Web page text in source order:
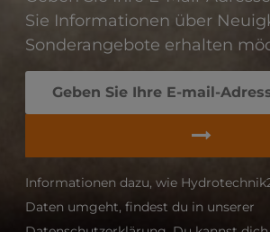
Sie Informationen über
Sonderangebote erhalten
Informationen dazu, wie
Daten umgeht, findest du in unserer